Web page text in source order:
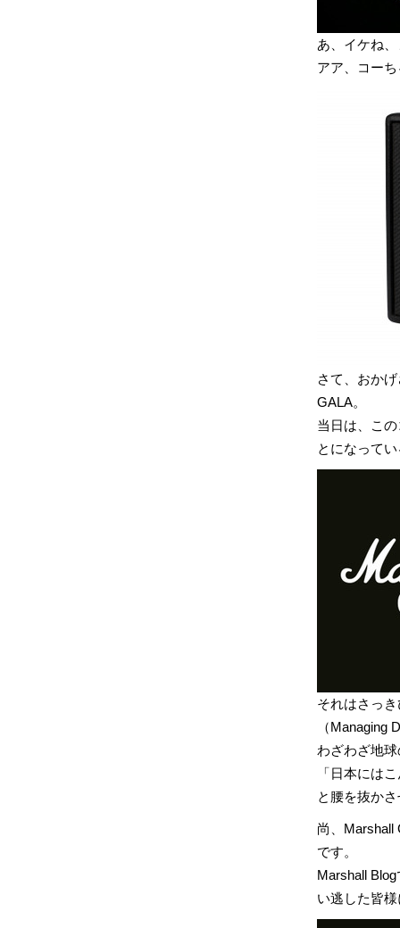
あ、イケね
アア、コー
さて、おか
GALA。
当日は、こ
とになって
それはさっ
（Managing
わざわざ地
「日本には
と腰を抜か
尚、Marshall
です。
Marshall
い逃した皆